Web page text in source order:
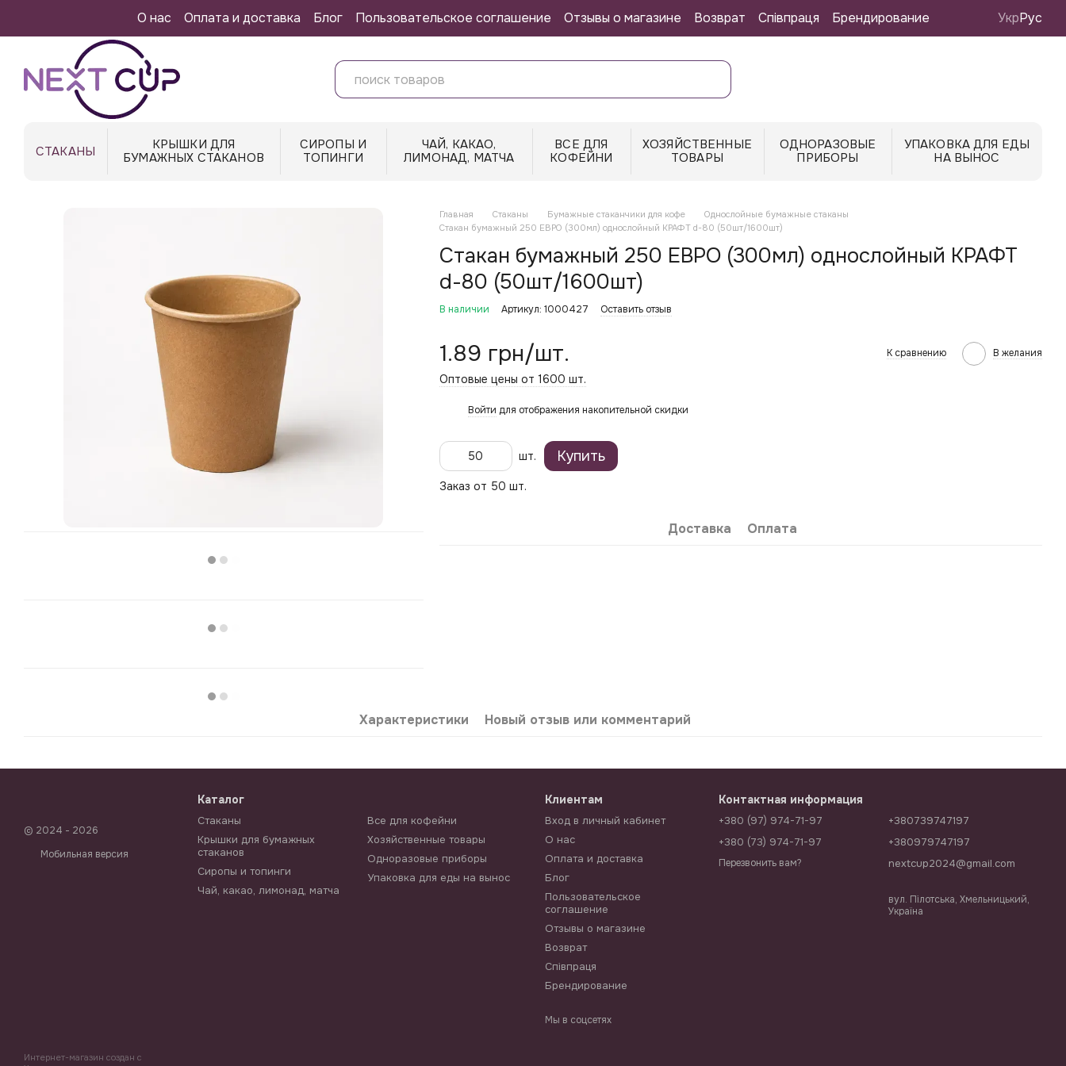
Перейти к основному контенту
О нас Оплата и доставка Блог Пользовательское соглашение Отзывы о магазине Возврат Співпраця Брендирование УкрРус
СТАКАНЫ
КРЫШКИ ДЛЯ
БУМАЖНЫХ СТАКАНОВ
СИРОПЫ И
ТОПИНГИ
ЧАЙ, КАКАО,
ЛИМОНАД, МАТЧА
ВСЕ ДЛЯ
КОФЕЙНИ
ХОЗЯЙСТВЕННЫЕ
ТОВАРЫ
ОДНОРАЗОВЫЕ
ПРИБОРЫ
УПАКОВКА ДЛЯ ЕДЫ
НА ВЫНОС
Главная Стаканы Бумажные стаканчики для кофе
Однослойные бумажные стаканы
Стакан бумажный 250 ЕВРО (300мл) однослойный КРАФТ d-80 (50шт/1600шт)
Стакан бумажный 250 ЕВРО (300мл) однослойный КРАФТ
d-80 (50шт/1600шт)
В наличии Артикул: 1000427 Оставить отзыв
1.89 грн/шт. К сравнению В желания
Оптовые цены от 1600 шт.
Войти для отображения накопительной скидки
шт. Купить
Заказ от 50 шт.
Доставка Оплата
Характеристики Новый отзыв или комментарий
© 2024 - 2026
Мобильная версия
Интернет-магазин создан с
Каталог
Стаканы
Крышки для бумажных
стаканов
Сиропы и топинги
Чай, какао, лимонад, матча
Все для кофейни
Хозяйственные товары
Одноразовые приборы
Упаковка для еды на вынос
Клиентам
Вход в личный кабинет
О нас
Оплата и доставка
Блог
Пользовательское
соглашение
Отзывы о магазине
Возврат
Співпраця
Брендирование
Мы в соцсетях
Контактная информация
+380 (97) 974-71-97
+380 (73) 974-71-97
Перезвонить вам?
+380739747197
+380979747197
nextcup2024@gmail.com
вул. Пілотська, Хмельницький,
Україна